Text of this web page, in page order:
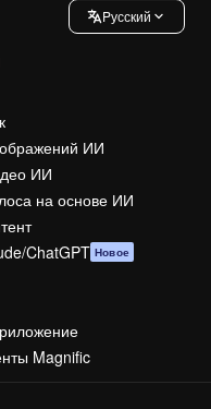
Pусский
ИИ
ИИ
на основе ИИ
ChatGPT Новое
Magnific